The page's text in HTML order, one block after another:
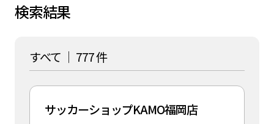
検索結果
すべて │ 777件
サッカーショップKAMO福岡店